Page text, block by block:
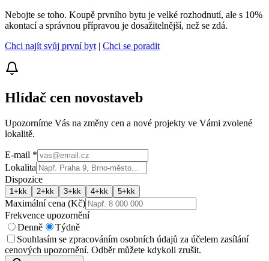
Nebojte se toho. Koupě prvního bytu je velké rozhodnutí, ale s 10%
akontací a správnou přípravou je dosažitelnější, než se zdá.
Chci najít svůj první byt | Chci se poradit
Hlídač cen novostaveb
Upozorníme Vás na změny cen a nové projekty ve Vámi zvolené
lokalitě.
E-mail *
Lokalita
Dispozice
1+kk 2+kk 3+kk 4+kk 5+kk
Maximální cena (Kč)
Frekvence upozornění
Denně
Týdně
Souhlasím se zpracováním osobních údajů za účelem zasílání
cenových upozornění. Odběr můžete kdykoli zrušit.